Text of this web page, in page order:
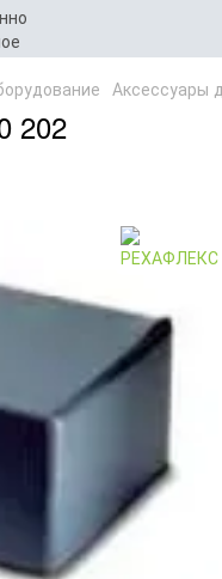
Аксессуары
202